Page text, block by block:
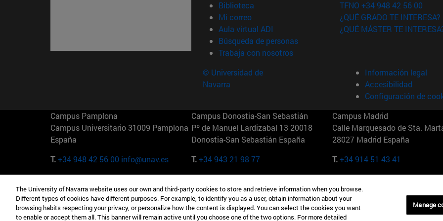
Biblioteca (abre en nueva ventana)
Mi correo(abre en nueva ventana)
Aula virtual ADI (abre en nueva ventana)
Búsqueda de personas(abre en nueva ventana)
Trabaja con nosotros(abre en nueva ventana)
TFNO +34 948 42 56 00
¿QUÉ GRADO TE INTERESA?
¿QUÉ MÁSTER TE
© Universidad de
Navarra
Información legal
Accesibilidad
Configuración de
Campus Pamplona
Campus Universitario 31009 Pamplona
España
T.+34 948 42 56 00 info@unav.es
Campus Donostia-San Sebastián
Pº de Manuel Lardizabal 13 20018
Donostia-San Sebastián España
T.+34 943 21 98 77
Campus Madrid
Calle Marquesado de Sta.
28027 Madrid España
T.+34 914 51 43 41
Camino del Cerro Águila 3 28023
Madrid España
165 W 57th St 10019-2201 Nueva York
EE.UU
Maria-Theresia-Straße 15
Múnich Alemania
The University of Navarra website uses our own and third-party cookies to store and retrieve information when you browse.
Different types of cookies have different purposes. For example, to identify you as a user, obtain information about your
browsing habits respecting your privacy, or personalize how the content is displayed. You can select the cookies you want
to enable or accept them all. This banner will remain active until you choose one of the two options. For more detailed
Manage